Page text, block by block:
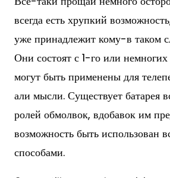
всегда есть хрупкий
уже принадлежит кому-в таком
Они состоят с 1-го или
могут быть применены для
али мысли. Существует батарея
ролей обмолвок, вдобавок им
возможность быть использован
способами.